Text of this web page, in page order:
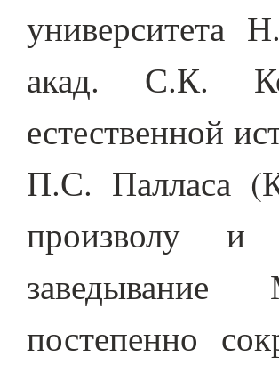
университета
акад. С.К.
естественной
П.С. Палласа
произволу и
постепенно